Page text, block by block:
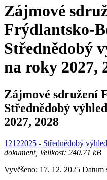
Zájmové
Frýdlantsko-
Střednědobý
na roky 2027,
Zájmové sdružení
Střednědobý
2027, 2028
12122025 - Střednědobý
dokument, Velikost: 240.71 kB
Vyvěšeno: 17. 12. 2025 Datum